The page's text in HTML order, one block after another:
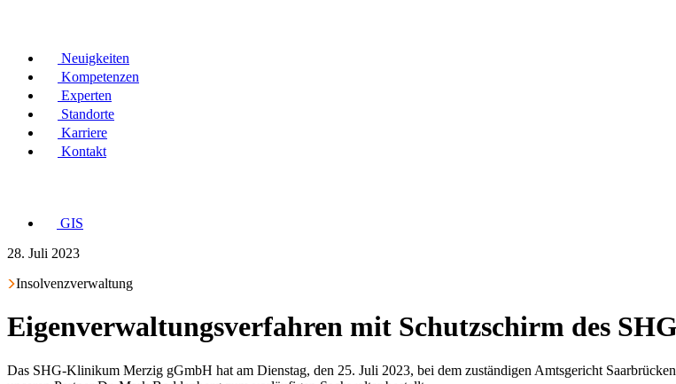
Neuigkeiten
Kompetenzen
Experten
Standorte
Karriere
Kontakt
GIS
28. Juli 2023
Insolvenzverwaltung
Eigenverwaltungsverfahren mit Schutzschirm des
Das SHG-Klinikum Merzig gGmbH hat am Dienstag, den 25. Juli 2023, bei dem zuständigen Amtsgericht